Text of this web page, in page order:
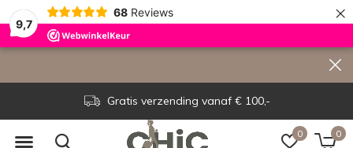
9,7
68 Reviews ×
0 0
Gratis verzending vanaf € 100,-